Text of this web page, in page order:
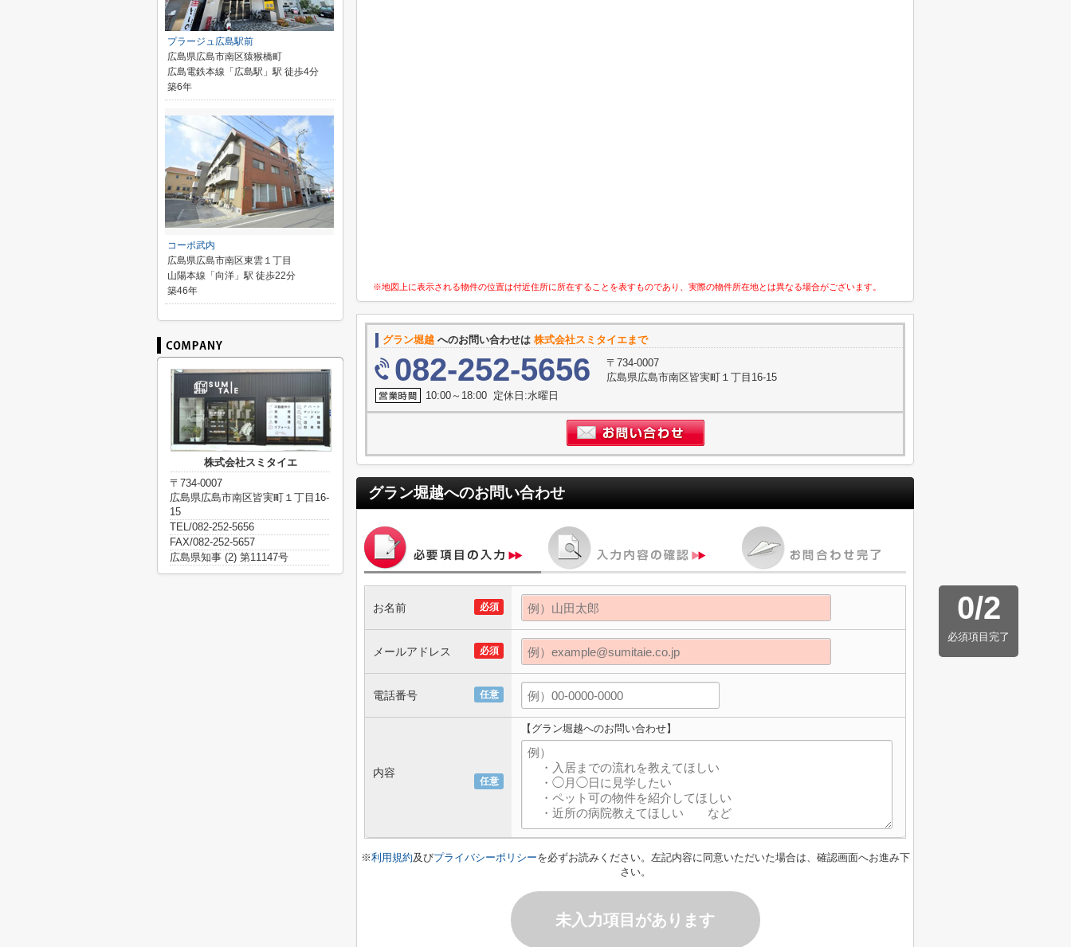
※地図上に表示される物件の位置は付近住所に所在することを表すものであり、実際の物件所在地とは異なる場合がございます。
グラン堀越 へのお問い合わせは 株式会社スミタイエまで
082-252-5656
〒734-0007
広島県広島市南区皆実町１丁目16-15
10:00～18:00 定休日:水曜日
グラン堀越へのお問い合わせ
0/2
必須項目完了
必須
お名前
必須
メールアドレス
任意
電話番号
任意
内容
【グラン堀越へのお問い合わせ】
※利用規約及びプライバシーポリシーを必ずお読みください。左記内容に同意いただいた場合は、確認画面へお進み下
さい。
未入力項目があります
プラージュ広島駅前
広島県広島市南区猿猴橋町
広島電鉄本線「広島駅」駅 徒歩4分
築6年
コーポ武内
広島県広島市南区東雲１丁目
山陽本線「向洋」駅 徒歩22分
築46年
株式会社スミタイエ
〒734-0007
広島県広島市南区皆実町１丁目16-
15
TEL/082-252-5656
FAX/082-252-5657
広島県知事 (2) 第11147号